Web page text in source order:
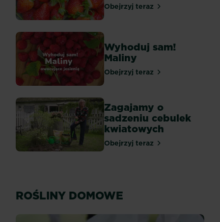
Obejrzyj teraz
Wyhoduj sam!
Maliny
Obejrzyj teraz
Zagajamy o
sadzeniu cebulek
kwiatowych
Obejrzyj teraz
ROŚLINY DOMOWE